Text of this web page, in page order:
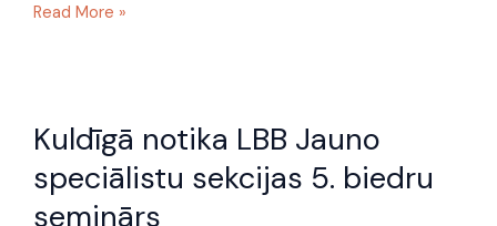
Read More »
Kuldīgā notika LBB Jauno
speciālistu sekcijas 5. biedru
seminārs
notika
Jauno
speciālistu